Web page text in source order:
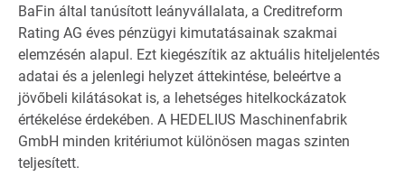
BaFin által tanúsított leányvállalata, a Creditreform
Rating AG éves pénzügyi kimutatásainak szakmai
elemzésén alapul. Ezt kiegészítik az aktuális hiteljelentés
adatai és a jelenlegi helyzet áttekintése, beleértve a
jövőbeli kilátásokat is, a lehetséges hitelkockázatok
értékelése érdekében. A HEDELIUS Maschinenfabrik
GmbH minden kritériumot különösen magas szinten
teljesített.